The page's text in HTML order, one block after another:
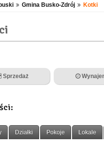
Gmina Busko-Zdrój Kotki
Sprzedaż
Działki Pokoje Lokale